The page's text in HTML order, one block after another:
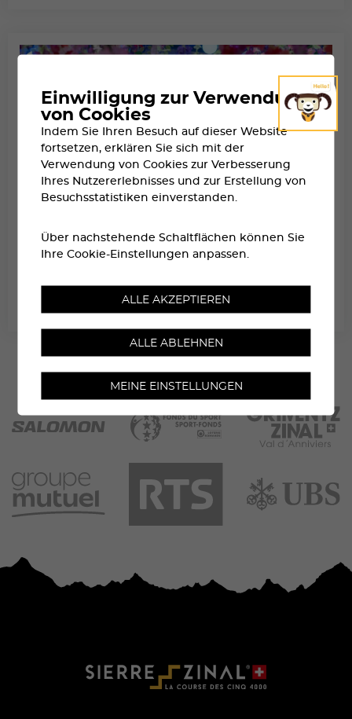
SAMSTAGABEND IN ZINAL
Einwilligung zur Verwendung
von Cookies
Indem Sie Ihren Besuch auf dieser Website
fortsetzen, erklären Sie sich mit der
Verwendung von Cookies zur Verbesserung
Ihres Nutzererlebnisses und zur Erstellung von
Besuchsstatistiken einverstanden.
Über nachstehende Schaltflächen können Sie
Ihre Cookie-Einstellungen anpassen.
ALLE AKZEPTIEREN
ALLE ABLEHNEN
MEINE EINSTELLUNGEN